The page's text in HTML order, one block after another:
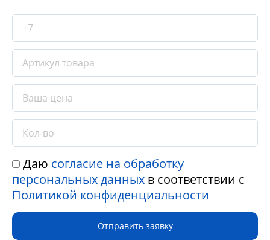
Даю согласие на обработку
персональных данных в соответствии с
Политикой конфиденциальности
Отправить заявку